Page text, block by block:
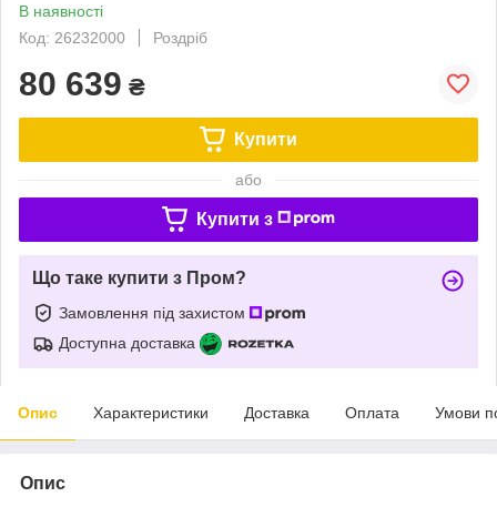
В наявності
Код: 26232000
Роздріб
80 639 ₴
Купити
або
Купити з
Що таке купити з Пром?
Замовлення під захистом
Доступна доставка
Опис Характеристики Доставка Оплата Умови
Опис